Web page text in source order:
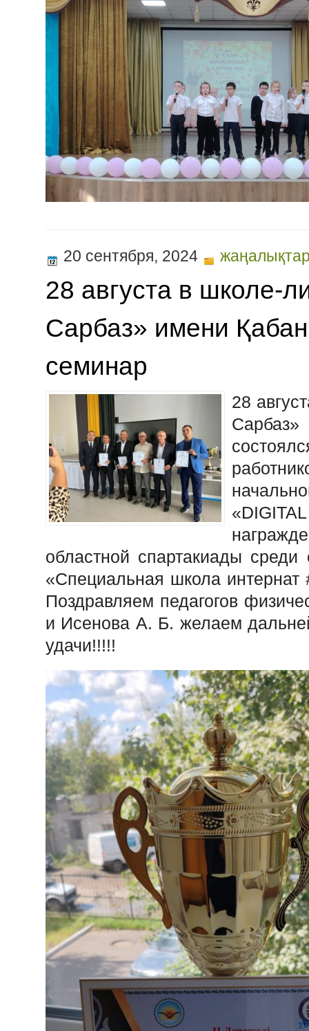
20 сентября, 2024
28 августа в школе-
Сарбаз» имени
семинар
28
областной спартакиады
«Специальная школа интернат
Поздравляем педагогов
и Исенова А. Б. желаем
удачи!!!!!